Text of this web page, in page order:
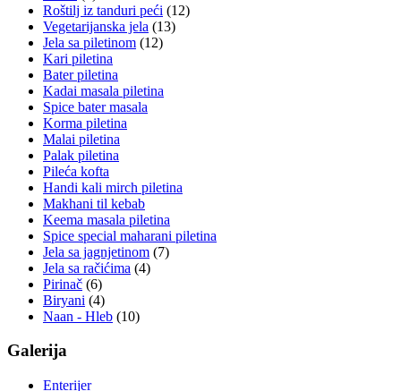
Roštilj iz tanduri peći (12)
Vegetarijanska jela (13)
Jela sa piletinom (12)
Kari piletina
Bater piletina
Kadai masala piletina
Spice bater masala
Korma piletina
Malai piletina
Palak piletina
Pileća kofta
Handi kali mirch piletina
Makhani til kebab
Keema masala piletina
Spice special maharani piletina
Jela sa jagnjetinom (7)
Jela sa račićima (4)
Pirinač (6)
Biryani (4)
Naan - Hleb (10)
Galerija
Enterijer